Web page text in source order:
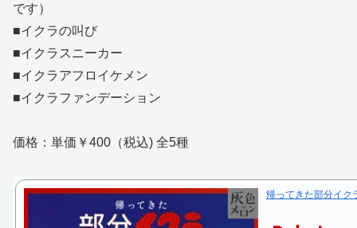
です）
■イクラの叫び
■イクラスニーカー
■イクラアフロイケメン
■イクラファンデーション
価格：単価￥400（税込) 全5種
帰ってきた部分イク